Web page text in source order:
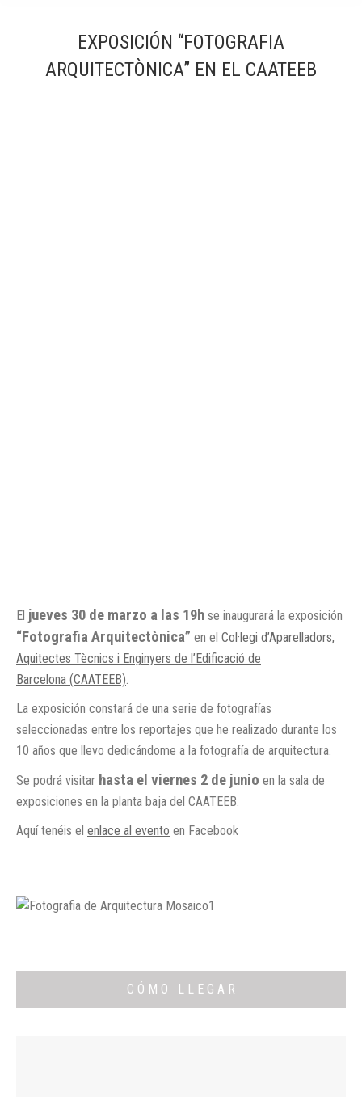
EXPOSICIÓN “FOTOGRAFIA
ARQUITECTÒNICA” EN EL CAATEEB
El jueves 30 de marzo a las 19h se inaugurará la exposición
“Fotografia Arquitectònica” en el Col·legi d’Aparelladors,
Aquitectes Tècnics i Enginyers de l’Edificació de
Barcelona (CAATEEB).
La exposición constará de una serie de fotografías
seleccionadas entre los reportajes que he realizado durante los
10 años que llevo dedicándome a la fotografía de arquitectura.
Se podrá visitar hasta el viernes 2 de junio en la sala de
exposiciones en la planta baja del CAATEEB.
Aquí tenéis el enlace al evento en Facebook
C Ó M O L L E G A R